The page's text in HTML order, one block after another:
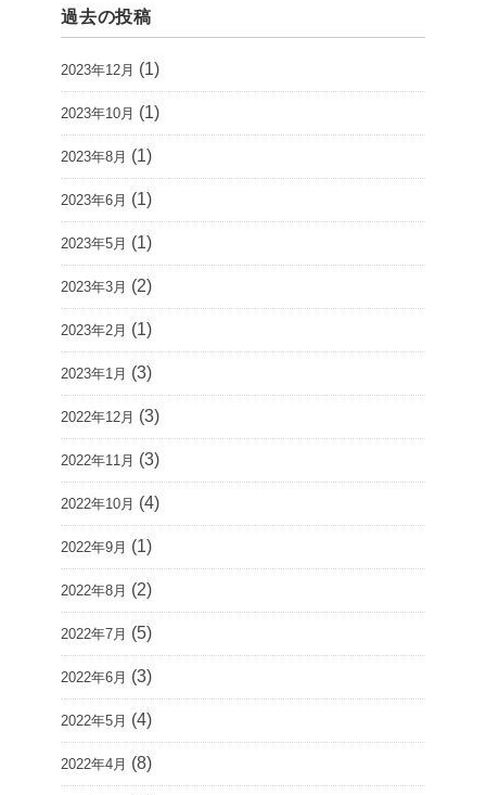
過去の投稿
2023年12月 (1)
2023年10月 (1)
2023年8月 (1)
2023年6月 (1)
2023年5月 (1)
2023年3月 (2)
2023年2月 (1)
2023年1月 (3)
2022年12月 (3)
2022年11月 (3)
2022年10月 (4)
2022年9月 (1)
2022年8月 (2)
2022年7月 (5)
2022年6月 (3)
2022年5月 (4)
2022年4月 (8)